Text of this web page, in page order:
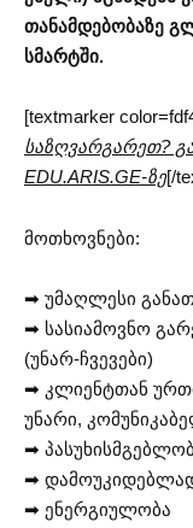
თანამდებობაზე
სმარტში.
[textmarker
საზღვარგარეთ?
EDU.ARIS.GE-ზე[/
მოთხოვნები:
➡ უმაღლესი
➡ სასიამოვნო
(უნარ-ჩვევები)
➡ კლიენტთან
უნარი,
➡
➡ დამოუკიდებლად
➡ ენერგიულობა